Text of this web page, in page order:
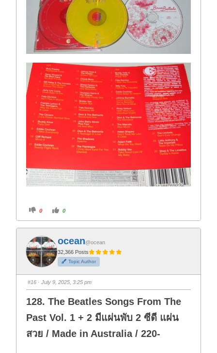
C
i
k
f
o
r
t
h
u
m
d
o
n
.
0
C
i
k
o
r
t
h
u
m
u
p
0
ocean@ocean
32,366 Posts
Topic Author
#16 · July 9, 2025, 3:25 pm
128. The Beatles Songs From The
Past Vol. 1 + 2 มีแผ่นพับ 2 ซีดี แผ่น
สวย / Made in Australia / 220-